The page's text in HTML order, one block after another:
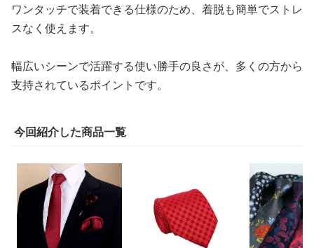
ワンタッチで装着できる仕様のため、着脱も簡単でストレ
スなく使えます。
幅広いシーンで活躍する使い勝手の良さが、多くの方から
支持されているポイントです。
今回紹介した商品一覧